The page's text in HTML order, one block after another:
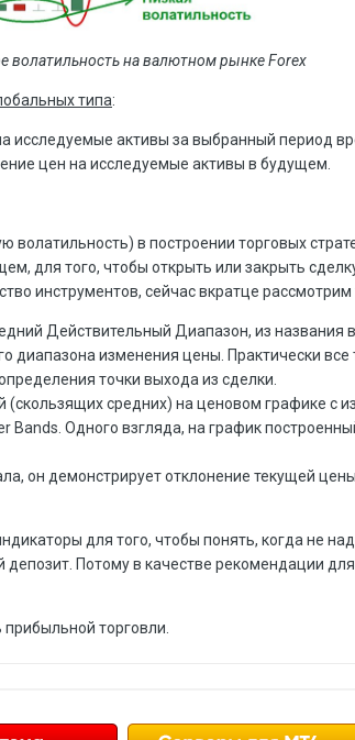
волатильность на валютном рынке Forex
типа:
исследуемые активы за выбранный период
цен на исследуемые активы в будущем.
в построении торговых
для того, чтобы открыть или закрыть
инструментов, сейчас вкратце
Действительный Диапазон, из названия
изменения цены. Практически все
точки выхода из сделки.
средних) на ценовом графике с
Одного взгляда, на график
он демонстрирует отклонение текущей
для того, чтобы понять, когда не
Потому в качестве рекомендации
торговли.